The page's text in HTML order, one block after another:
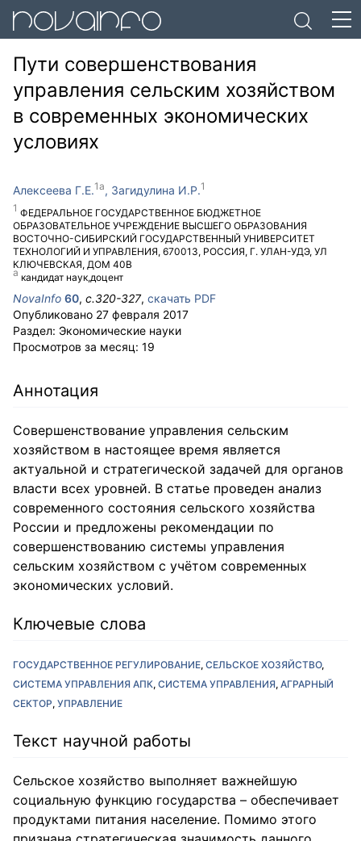
Пути совершенствования
управления сельским хозяйством
в современных экономических
условиях
Алексеева Г.Е.
ФЕДЕРАЛЬНОЕ ГОСУДАРСТВЕННОЕ БЮДЖЕТНОЕ
ОБРАЗОВАТЕЛЬНОЕ УЧРЕЖДЕНИЕ ВЫСШЕГО ОБРАЗОВАНИЯ
ВОСТОЧНО-СИБИРСКИЙ ГОСУДАРСТВЕННЫЙ УНИВЕРСИТЕТ
ТЕХНОЛОГИЙ И УПРАВЛЕНИЯ, 670013, РОССИЯ, Г. УЛАН-УДЭ, УЛ
КЛЮЧЕВСКАЯ, ДОМ 40В
кандидат наук,доцент
Загидулина И.Р.
NovaInfo 60, с.320-327, скачать PDF
Опубликовано 27 февраля 2017
Раздел: Экономические науки
Просмотров за месяц: 19
Аннотация
Совершенствование управления сельским
хозяйством в настоящее время является
актуальной и стратегической задачей для органов
власти всех уровней. В статье проведен анализ
современного состояния сельского хозяйства
России и предложены рекомендации по
совершенствованию системы управления
сельским хозяйством с учётом современных
экономических условий.
Ключевые слова
ГОСУДАРСТВЕННОЕ РЕГУЛИРОВАНИЕ СЕЛЬСКОЕ ХОЗЯЙСТВО
СИСТЕМА УПРАВЛЕНИЯ АПК СИСТЕМА УПРАВЛЕНИЯ АГРАРНЫЙ
СЕКТОР УПРАВЛЕНИЕ
Текст научной работы
Сельское хозяйство выполняет важнейшую
социальную функцию государства – обеспечивает
продуктами питания население. Помимо этого